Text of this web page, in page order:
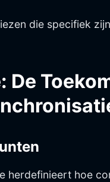
die specifiek
De
herdefinieert hoe